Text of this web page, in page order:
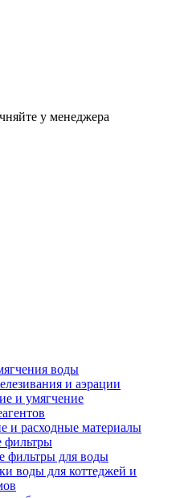
у менеджера
воды
и аэрации
и умягчение
и расходные материалы
фильтры
для воды
воды для коттеджей и